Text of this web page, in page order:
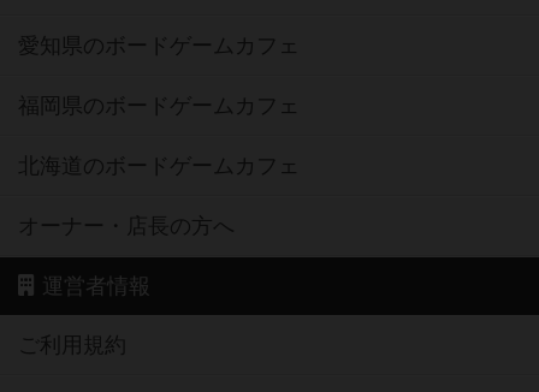
愛知県のボードゲームカフェ
福岡県のボードゲームカフェ
北海道のボードゲームカフェ
オーナー・店長の方へ
運営者情報
ご利用規約